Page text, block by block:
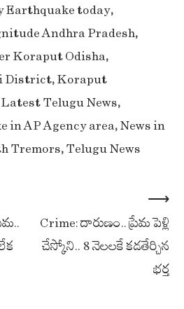
Earthquake today,
Andhra Pradesh,
Koraput Odisha,
District,Koraput
Latest Telugu News,
in AP Agency area,News in
Tremors,Telugu News
Crime: దారుణం.. ప్రేమ పెళ్లి
చేస్కోని.. 8 నెలలకే కడతేర్చిన
భర్త
⟶